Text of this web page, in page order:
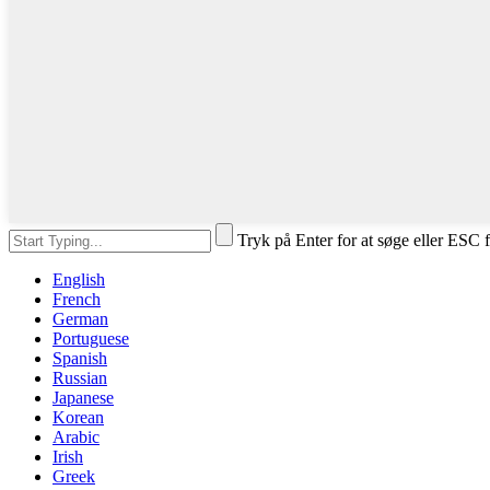
Tryk på Enter for at søge eller ESC
English
French
German
Portuguese
Spanish
Russian
Japanese
Korean
Arabic
Irish
Greek